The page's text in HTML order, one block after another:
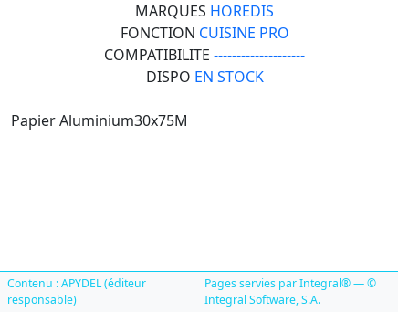
MARQUES HOREDIS
FONCTION CUISINE PRO
COMPATIBILITE --------------------
DISPO EN STOCK
Papier Aluminium30x75M
Contenu : APYDEL (éditeur
responsable)
Pages servies par Integral® — ©
Integral Software, S.A.